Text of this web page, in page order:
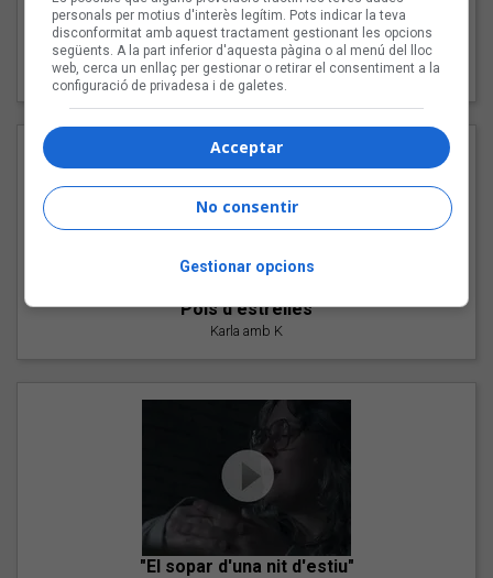
"Les cabres"
94 Rules amb Compte
"Pols d'estrelles"
Karla amb K
"El sopar d'una nit d'estiu"
personals per motius d'interès legítim. Pots indicar la teva
disconformitat amb aquest tractament gestionant les opcions
següents. A la part inferior d'aquesta pàgina o al menú del lloc
web, cerca un enllaç per gestionar o retirar el consentiment a la
configuració de privadesa i de galetes.
Acceptar
No consentir
Gestionar opcions